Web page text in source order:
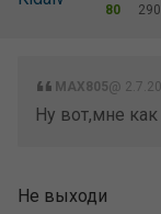
80 290
MAX805@
Ну вот,мне
Не выходи